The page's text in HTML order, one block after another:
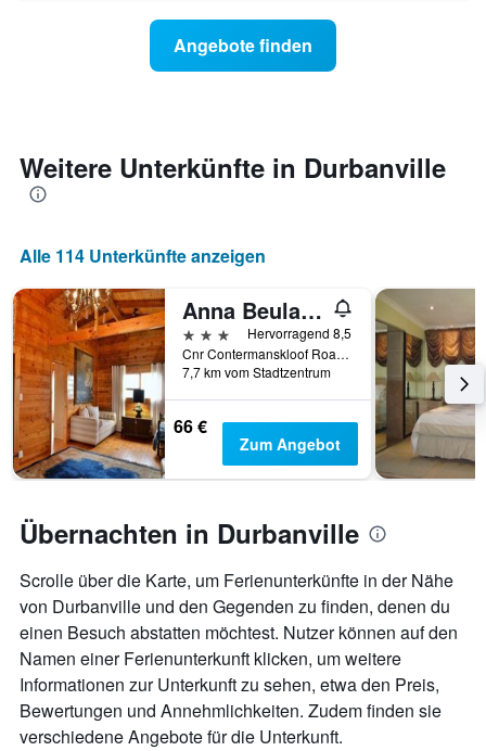
durchschnittlichen
jeweiligen
Wochentag.
Das
1
Achse,
die
die
Wochentage
anzeigt.
Das
Diagramm
hat
1
Y-
die
den
Zimmerpreis
anzeigt.
Angebote finden
Weitere Unterkünfte in Durbanville
Alle 114 Unterkünfte anzeigen
Anna Beulah Farm
3 Sterne
Hervorragend 8,5
Cnr Contermanskloof Road And Vissershok, Durbanville, Westkap, Südafrika
7,7 km vom Stadtzentrum
66 €
Zum Angebot
Übernachten in Durbanville
Scrolle über die Karte, um Ferienunterkünfte in der Nähe
von Durbanville und den Gegenden zu finden, denen du
einen Besuch abstatten möchtest. Nutzer können auf den
Namen einer Ferienunterkunft klicken, um weitere
Informationen zur Unterkunft zu sehen, etwa den Preis,
Bewertungen und Annehmlichkeiten. Zudem finden sie
verschiedene Angebote für die Unterkunft.